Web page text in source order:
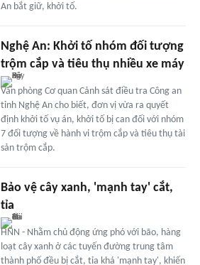
An bắt giữ, khởi tố.
Nghệ An: Khởi tố nhóm đối tượng
trộm cắp và tiêu thụ nhiều xe máy
Văn phòng Cơ quan Cảnh sát điều tra Công an
tỉnh Nghệ An cho biết, đơn vị vừa ra quyết
định khởi tố vụ án, khởi tố bị can đối với nhóm
7 đối tượng về hành vi trộm cắp và tiêu thụ tài
sản trộm cắp.
Bảo vệ cây xanh, 'mạnh tay' cắt,
tỉa
HNN - Nhằm chủ động ứng phó với bão, hàng
loạt cây xanh ở các tuyến đường trung tâm
thành phố đều bị cắt, tỉa khá 'mạnh tay', khiến